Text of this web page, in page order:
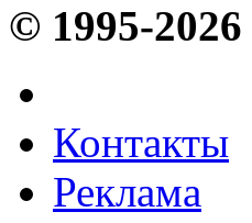
© 1995-
Контакты
Реклама